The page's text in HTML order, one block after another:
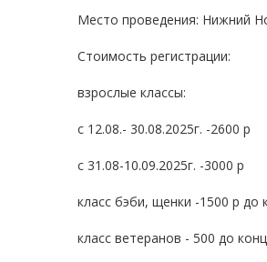
Место проведения: Нижний
Стоимость регистрации:
взрослые классы:
с 12.08.- 30.08.2025г. -2600 р
с 31.08-10.09.2025г. -3000 р
класс бэби, щенки -1500 р до
класс ветеранов - 500 до